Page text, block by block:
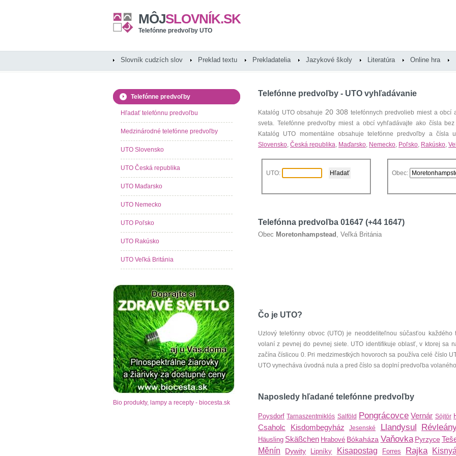
MÔJSLOVNÍK.SK
Telefónne predvoľby UTO
Slovník cudzích slov Preklad textu Prekladatelia Jazykové školy Literatúra Online hra
Telefónne predvoľby - UTO vyhľadávanie
Katalóg UTO obsahuje 20 308 telefónnych predvolieb miest a obcí
sveta. Telefónne predvoľby miest a obcí vyhľadávajte ako čísla
Katalóg UTO momentálne obsahuje telefónne predvoľby a čísla
Slovensko, Česká republika, Maďarsko, Nemecko, Poľsko, Rakúsko,
UTO: Obec:
Telefónna predvoľba 01647 (+44 1647)
Obec Moretonhampstead , Veľká Británia
Čo je UTO?
Uzlový telefónny obvoc (UTO) je neoddeliteľnou súčasťou každého
volaní z pevnej do pevnej siete. UTO identifikuje oblasť, v ktorej sa
začína číslicou 0. Pri medzimestkých hovoroch sa používa celé číslo
UTO vynecháva úvodná nula a pred číslo sa doplní predvoľba
Naposledy hľadané telefónne predvoľby
Poysdorf Tarnaszentmiklós Salföld Pongrácovce Vernár Söjtör
Csaholc Kisdombegyház Jesenské Llandysul
Häusling Skäßchen Hrabové Bókaháza Vaňovka Pyrzyce
Měnín
Dywity Lipníky Kisapostag Forres Rajka
Telefónne predvoľby
Hľadať telefónnu predvoľbu
Medzinárodné telefónne predvoľby
UTO Slovensko
UTO Česká republika
UTO Maďarsko
UTO Nemecko
UTO Poľsko
UTO Rakúsko
UTO Veľká Británia
Bio produkty, lampy a recepty - biocesta.sk